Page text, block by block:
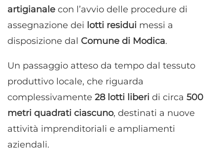
artigianale con l’avvio delle procedure di
assegnazione dei lotti residui messi a
disposizione dal Comune di Modica.
Un passaggio atteso da tempo dal tessuto
produttivo locale, che riguarda
complessivamente 28 lotti liberi di circa 500
metri quadrati ciascuno, destinati a nuove
attività imprenditoriali e ampliamenti
aziendali.